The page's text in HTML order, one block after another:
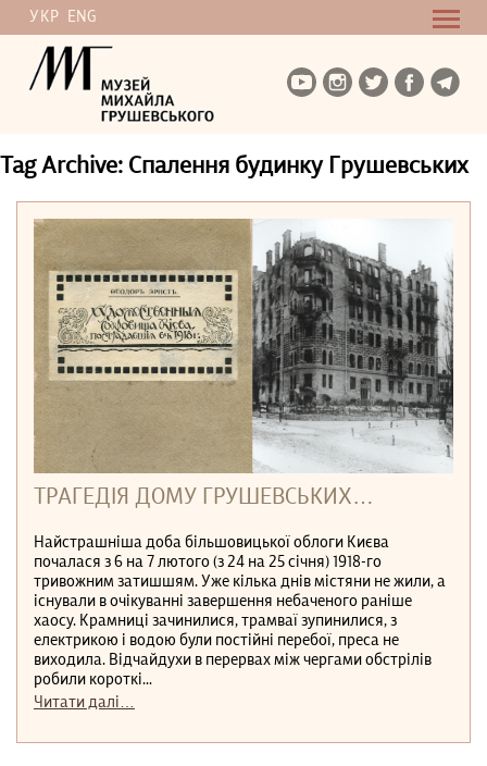
УКР ENG
Tag Archive: Спалення будинку Грушевських
ТРАГЕДІЯ ДОМУ ГРУШЕВСЬКИХ…
Найстрашніша доба більшовицької облоги Києва
почалася з 6 на 7 лютого (з 24 на 25 січня) 1918-го
тривожним затишшям. Уже кілька днів містяни не жили, а
існували в очікуванні завершення небаченого раніше
хаосу. Крамниці зачинилися, трамваї зупинилися, з
електрикою і водою були постійні перебої, преса не
виходила. Відчайдухи в перервах між чергами обстрілів
робили короткі...
Читати далі…